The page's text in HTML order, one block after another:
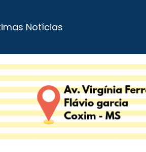
Notícias